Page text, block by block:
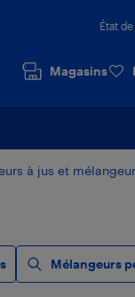
État
Magasins
à jus et
Mélangeurs